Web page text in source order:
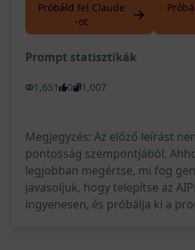
Próbáld fel Claude
-ot
Prompt statisztikák
1,651 0 1,007
Megjegyzés: Az előző leírást
pontosság szempontjából.
legjobban megértse, mi fog
javasoljuk, hogy telepítse az
ingyenesen, és próbálja ki a